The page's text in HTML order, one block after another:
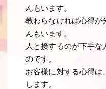
んもいます。
教わらなければ心得が
んもいます。
人と接するのが下手
のです。
お客様に対する心得は
します。